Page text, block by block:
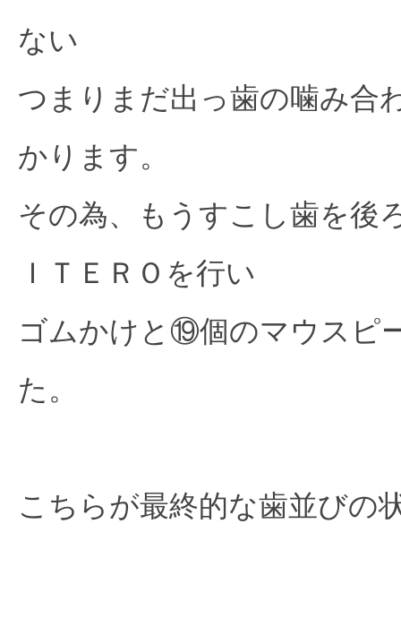
ない
つまりまだ出っ歯の噛み合
かります。
その為、もうすこし歯を後
ＩＴＥＲＯを行い
ゴムかけと⑲個のマウスピ
た。
こちらが最終的な歯並びの